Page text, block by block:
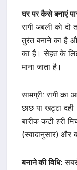
घर पर कैसे बनाएं
रागी अंबली को दो
तुरंत बनाने का है
का है। सेहत के
माना जाता है।
सामग्री: रागी
छाछ या खट्टा
बारीक कटी हरी
(स्वादानुसार) और
बनाने की विधि: